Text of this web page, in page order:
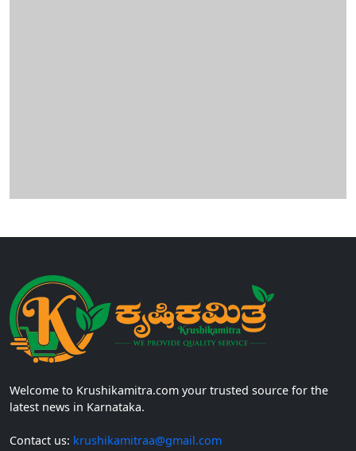
Welcome to Krushikamitra.com your trusted source for the
latest news in Karnataka.
Contact us: krushikamitraa@gmail.com